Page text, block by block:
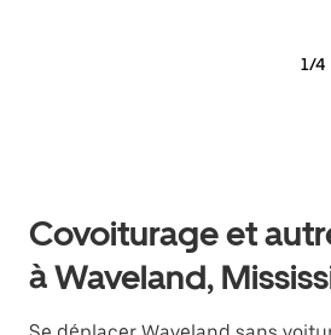
1/4
Covoiturage et
à Waveland,